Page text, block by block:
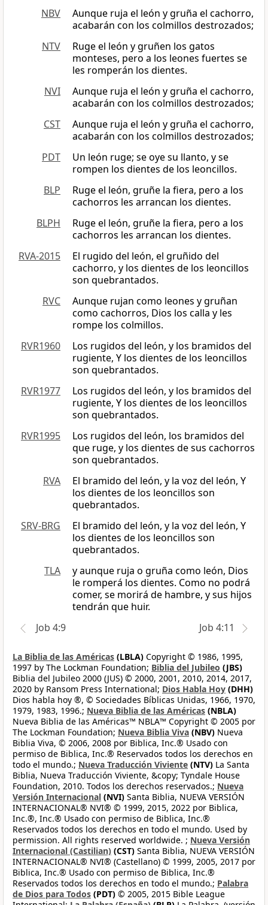
NBV
Aunque ruja el león y gruña el cachorro,
acabarán con los colmillos destrozados;
NTV
Ruge el león y gruñen los gatos
monteses, pero a los leones fuertes se
les romperán los dientes.
NVI
Aunque ruja el león y gruña el cachorro,
acabarán con los colmillos destrozados;
CST
Aunque ruja el león y gruña el cachorro,
acabarán con los colmillos destrozados;
PDT
Un león ruge; se oye su llanto, y se
rompen los dientes de los leoncillos.
BLP
Ruge el león, gruñe la fiera, pero a los
cachorros les arrancan los dientes.
BLPH
Ruge el león, gruñe la fiera, pero a los
cachorros les arrancan los dientes.
RVA-2015
El rugido del león, el gruñido del
cachorro, y los dientes de los leoncillos
son quebrantados.
RVC
Aunque rujan como leones y gruñan
como cachorros, Dios los calla y les
rompe los colmillos.
RVR1960
Los rugidos del león, y los bramidos del
rugiente, Y los dientes de los leoncillos
son quebrantados.
RVR1977
Los rugidos del león, y los bramidos del
rugiente, Y los dientes de los leoncillos
son quebrantados.
RVR1995
Los rugidos del león, los bramidos del
que ruge, y los dientes de sus cachorros
son quebrantados.
RVA
El bramido del león, y la voz del león, Y
los dientes de los leoncillos son
quebrantados.
SRV-BRG
El bramido del león, y la voz del león, Y
los dientes de los leoncillos son
quebrantados.
TLA
y aunque ruja o gruña como león, Dios
le romperá los dientes. Como no podrá
comer, se morirá de hambre, y sus hijos
tendrán que huir.
Job 4:9
Job 4:11
La Biblia de las Américas (LBLA) Copyright © 1986, 1995,
1997 by The Lockman Foundation; Biblia del Jubileo (JBS)
Biblia del Jubileo 2000 (JUS) © 2000, 2001, 2010, 2014, 2017,
2020 by Ransom Press International; Dios Habla Hoy (DHH)
Dios habla hoy ®, © Sociedades Bíblicas Unidas, 1966, 1970,
1979, 1983, 1996.; Nueva Biblia de las Américas (NBLA)
Nueva Biblia de las Américas™ NBLA™ Copyright © 2005 por
The Lockman Foundation; Nueva Biblia Viva (NBV) Nueva
Biblia Viva, © 2006, 2008 por Biblica, Inc.® Usado con
permiso de Biblica, Inc.® Reservados todos los derechos en
todo el mundo.; Nueva Traducción Viviente (NTV) La Santa
Biblia, Nueva Traducción Viviente, &copy; Tyndale House
Foundation, 2010. Todos los derechos reservados.; Nueva
Versión Internacional (NVI) Santa Biblia, NUEVA VERSIÓN
INTERNACIONAL® NVI® © 1999, 2015, 2022 por Biblica,
Inc.®, Inc.® Usado con permiso de Biblica, Inc.®
Reservados todos los derechos en todo el mundo. Used by
permission. All rights reserved worldwide. ; Nueva Versión
Internacional (Castilian) (CST) Santa Biblia, NUEVA VERSIÓN
INTERNACIONAL® NVI® (Castellano) © 1999, 2005, 2017 por
Biblica, Inc.® Usado con permiso de Biblica, Inc.®
Reservados todos los derechos en todo el mundo.; Palabra
de Dios para Todos (PDT) © 2005, 2015 Bible League